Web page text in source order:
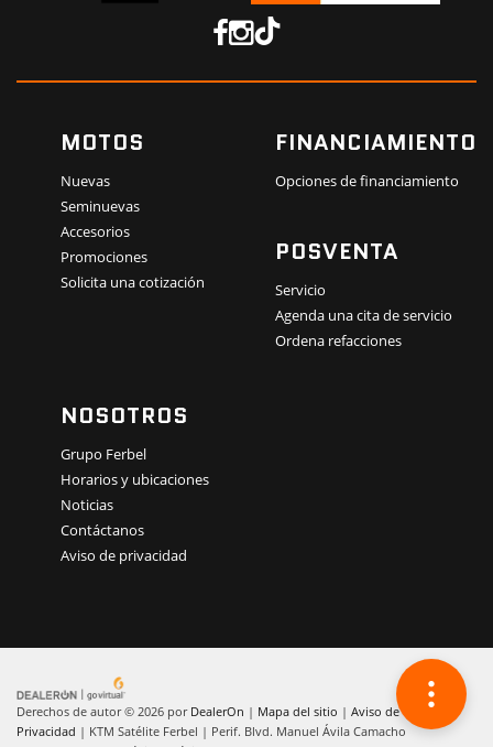
MOTOS
Nuevas
Seminuevas
Accesorios
Promociones
Solicita una cotización
FINANCIAMIENTO
Opciones de financiamiento
POSVENTA
Servicio
Agenda una cita de servicio
Ordena refacciones
NOSOTROS
Grupo Ferbel
Horarios y ubicaciones
Noticias
Contáctanos
Aviso de privacidad
Derechos de autor © 2026 por DealerOn | Mapa del sitio | Aviso de
Privacidad | KTM Satélite Ferbel | Perif. Blvd. Manuel Ávila Camacho